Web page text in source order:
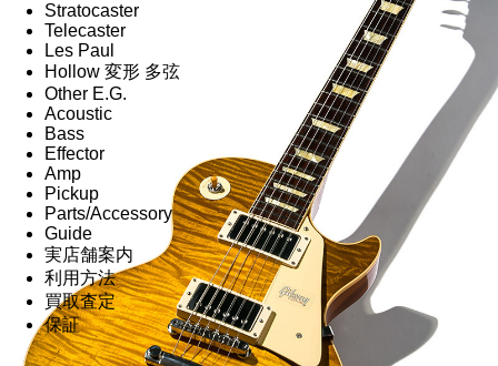
Stratocaster
Telecaster
Les Paul
Hollow 変形 多弦
Other E.G.
Acoustic
Bass
Effector
Amp
Pickup
Parts/Accessory
Guide
実店舗案内
利用方法
買取査定
保証